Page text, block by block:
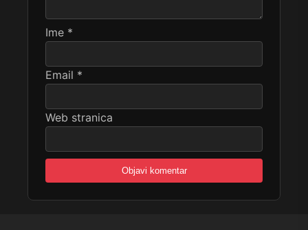
Ime *
Email *
Web stranica